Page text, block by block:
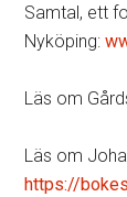
Samtal, ett
Nyköping:
Läs om
Läs om
https://